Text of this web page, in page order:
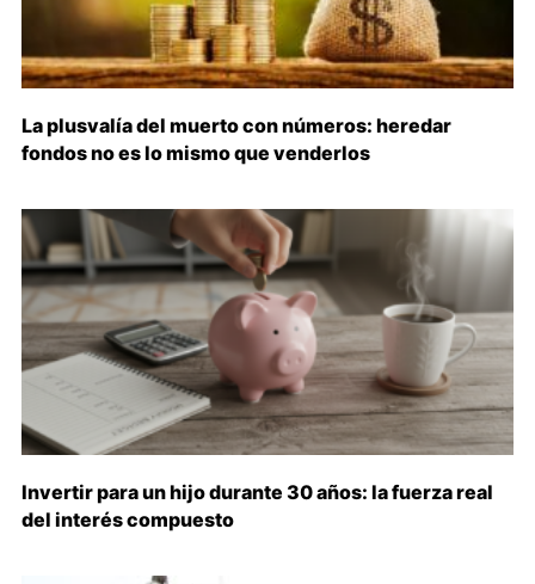
La plusvalía del muerto con números: heredar
fondos no es lo mismo que venderlos
Invertir para un hijo durante 30 años: la fuerza real
del interés compuesto